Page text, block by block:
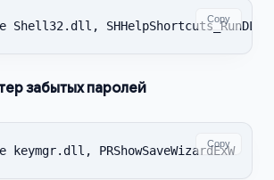
Shell32.dll, SHHelpShortcuts_RunDLL
Copy
забытых паролей
PRShowSaveWizardExW
Copy